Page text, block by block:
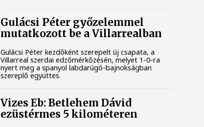
Gulácsi Péter győzelemmel
mutatkozott be a Villarrealban
Gulácsi Péter kezdőként szerepelt új csapata, a
Villarreal szerdai edzőmérkőzésén, melyet 1-0-ra
nyert meg a spanyol labdarúgó-bajnokságban
szereplő együttes.
Vizes Eb: Betlehem Dávid
ezüstérmes 5 kilométeren